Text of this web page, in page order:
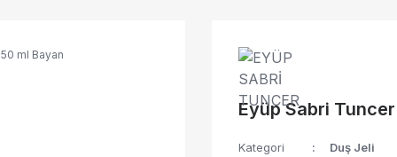
Eyüp Sabri
Kategori
Duş Jeli